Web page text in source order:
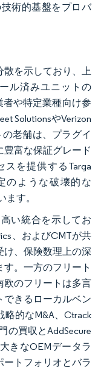
術的基盤をプロバ
散を示しており、上
ル済みユニットの
や特定業種向け参
SolutionsやVerizon
老舗は、プラグイ
豊富な保証グレード
を提供するTarga
のような破壊的な
す。
い統合を示してお
、およびCMTが共
け、保険数理上の深
。一方のフリート
欧のフリートは多言
きるローカルベン
略的なM&A、Ctrack
の買収とAddSecure
きなOEMデータラ
トフォリオとバラ